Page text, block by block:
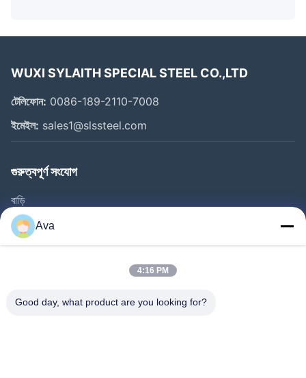
WUXI SYLAITH SPECIAL STEEL CO.,LTD
টেলিফোন: 0086-189-2110-7008
ইমেইল: sales1@slssteel.com
গুরুত্বপূর্ণ সংযোগ
বাড়ি
পণ্য
ভিডিও
কারখানা পরিদর্শন
Ava
4:16 PM
Good day, what product are you looking for?